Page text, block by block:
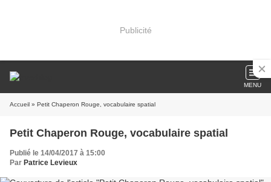
Publicité
MENU
Accueil » Petit Chaperon Rouge, vocabulaire spatial
Petit Chaperon Rouge, vocabulaire spatial
Publié le 14/04/2017 à 15:00
Par Patrice Levieux